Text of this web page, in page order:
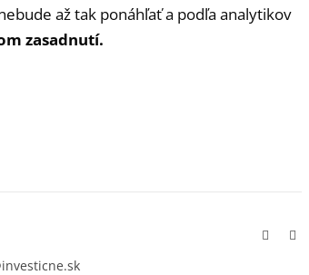
až tak ponáhľať a podľa analytikov
zasadnutí.